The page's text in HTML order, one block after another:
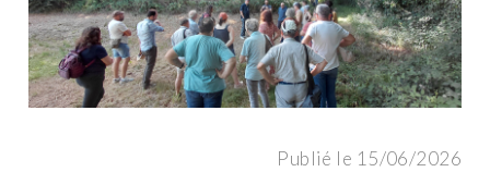
Publié le 15/06/2026